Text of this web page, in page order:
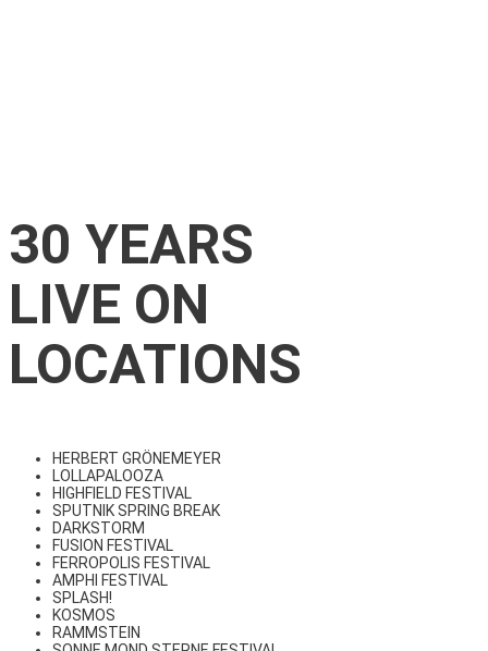
30 YEARS
LIVE ON
LOCATIONS
HERBERT GRÖNEMEYER
LOLLAPALOOZA
HIGHFIELD FESTIVAL
SPUTNIK SPRING BREAK
DARKSTORM
FUSION FESTIVAL
FERROPOLIS FESTIVAL
AMPHI FESTIVAL
SPLASH!
KOSMOS
RAMMSTEIN